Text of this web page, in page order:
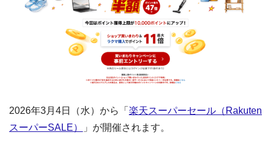
2026年3月4日（水）から「 楽天スーパーセール（Rakuten
スーパーSALE）
」が開催されます。